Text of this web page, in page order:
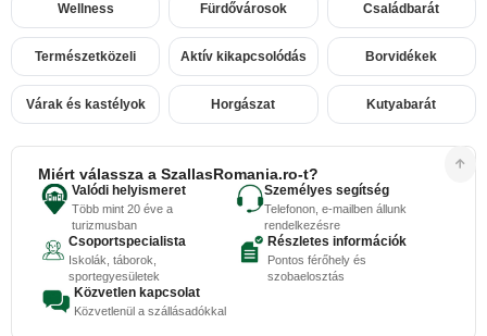
Wellness Fürdővárosok Családbarát
Természetközeli Aktív kikapcsolódás Borvidékek
Várak és kastélyok Horgászat Kutyabarát
Miért válassza a SzallasRomania.ro-t?
Valódi helyismeret
Több mint 20 éve a
turizmusban
Személyes segítség
Telefonon, e-mailben állunk
rendelkezésre
Csoportspecialista
Iskolák, táborok,
sportegyesületek
Részletes információk
Pontos férőhely és
szobaelosztás
Közvetlen kapcsolat
Közvetlenül a szállásadókkal